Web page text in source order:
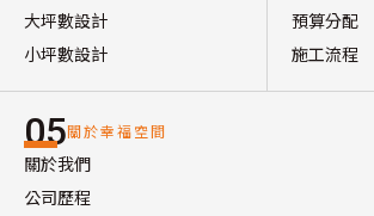
大坪數設計
小坪數設計
預算分配
施工流程
05關於幸福空間
關於我們
公司歷程